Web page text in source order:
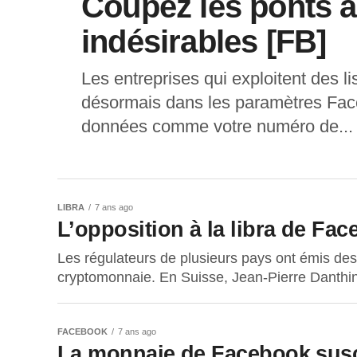
indésirables [FB]
Les entreprises qui exploitent des
désormais dans les paramètres
données comme votre numéro de...
LIBRA 7 ans ago
L’opposition à la libra de
Les régulateurs de plusieurs pays ont émis
cryptomonnaie. En Suisse, Jean-Pierre
FACEBOOK 7 ans ago